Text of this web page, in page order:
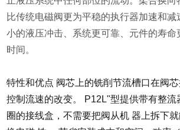
比传统电磁阀更为平稳的执行器加速和减
小的液压冲击、系统更可靠、元件的寿命
时间。
特性和优点 阀芯上的铣削节流槽口在阀
控制流速的改变。 P12L"型提供带有整流
圈的接线盒，不需要把阀从机 器上拆下